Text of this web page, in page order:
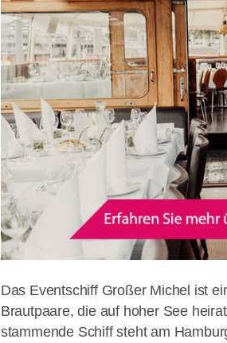
Das Eventschiff Großer Michel ist
Brautpaare, die auf hoher See
stammende Schiff steht am